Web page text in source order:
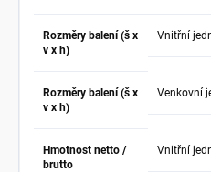
Rozměry balení (š x
v x h)
Vnitřní
Rozměry balení (š x
v x h)
Venkovní
Hmotnost netto /
brutto
Vnitřní